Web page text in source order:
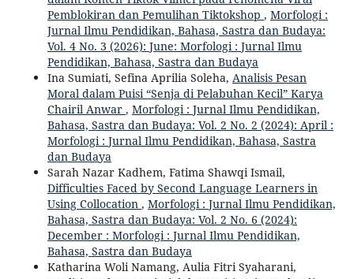
Pemblokiran dan Pemulihan Tiktokshop , Morfologi :
Jurnal Ilmu Pendidikan, Bahasa, Sastra dan Budaya:
Vol. 4 No. 3 (2026): June: Morfologi : Jurnal Ilmu
Pendidikan, Bahasa, Sastra dan Budaya
Ina Sumiati, Sefina Aprilia Soleha, Analisis Pesan
Moral dalam Puisi “Senja di Pelabuhan Kecil” Karya
Chairil Anwar , Morfologi : Jurnal Ilmu Pendidikan,
Bahasa, Sastra dan Budaya: Vol. 2 No. 2 (2024): April :
Morfologi : Jurnal Ilmu Pendidikan, Bahasa, Sastra
dan Budaya
Sarah Nazar Kadhem, Fatima Shawqi Ismail,
Difficulties Faced by Second Language Learners in
Using Collocation , Morfologi : Jurnal Ilmu Pendidikan,
Bahasa, Sastra dan Budaya: Vol. 2 No. 6 (2024):
December : Morfologi : Jurnal Ilmu Pendidikan,
Bahasa, Sastra dan Budaya
Katharina Woli Namang, Aulia Fitri Syaharani,